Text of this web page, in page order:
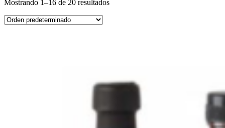
Mostrando 1–16 de 20 resultados